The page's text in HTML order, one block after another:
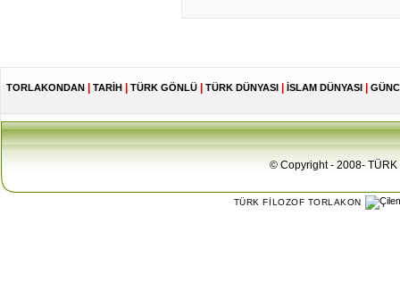
TORLAKONDAN TARİH TÜRK GÖNLÜ TÜRK DÜNYASI İSLAM DÜNYASI
© Copyright - 2008- TÜRK
TÜRK FİLOZOF TORLAKON